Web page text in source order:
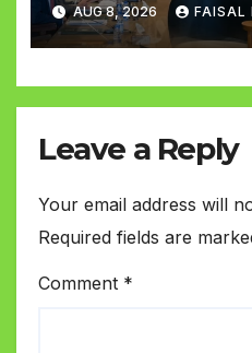
AUG 8, 2026 FAISAL
Leave a Reply
Your email address will
Required fields are
Comment *